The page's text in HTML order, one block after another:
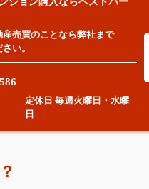
産売買のことなら弊社まで
い。
定休日 毎週火曜日・水曜
日